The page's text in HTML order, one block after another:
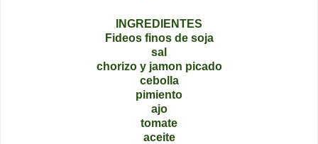
INGREDIENTES
Fideos finos de soja
sal
chorizo y jamon picado
cebolla
pimiento
ajo
tomate
aceite